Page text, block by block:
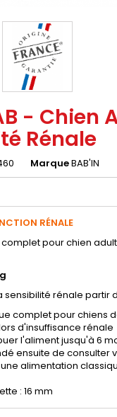
- Chien
Rénale
MarqueBAB'IN
RÉNALE
pour chien
sensibilité rénale partir
complet pour chiens
d'insuffisance rénale
l'aliment jusqu'à 6
ensuite de consulter
alimentation
: 16 mm